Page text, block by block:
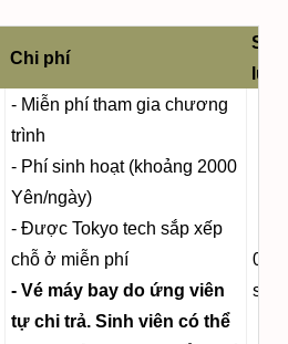
Chi phí
Số
- Miễn phí tham gia chương
trình
- Phí sinh hoạt (khoảng 2000
Yên/ngày)
- Được Tokyo tech sắp xếp
chỗ ở miễn phí
- Vé máy bay do ứng viên
tự chi trả. Sinh viên có thể
02
suất